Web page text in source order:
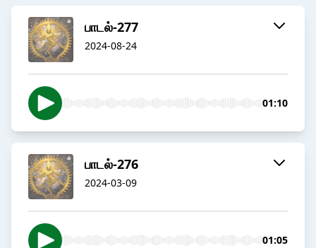
பாடல்-277
2024-08-24
01:10
பாடல்-276
2024-03-09
01:05